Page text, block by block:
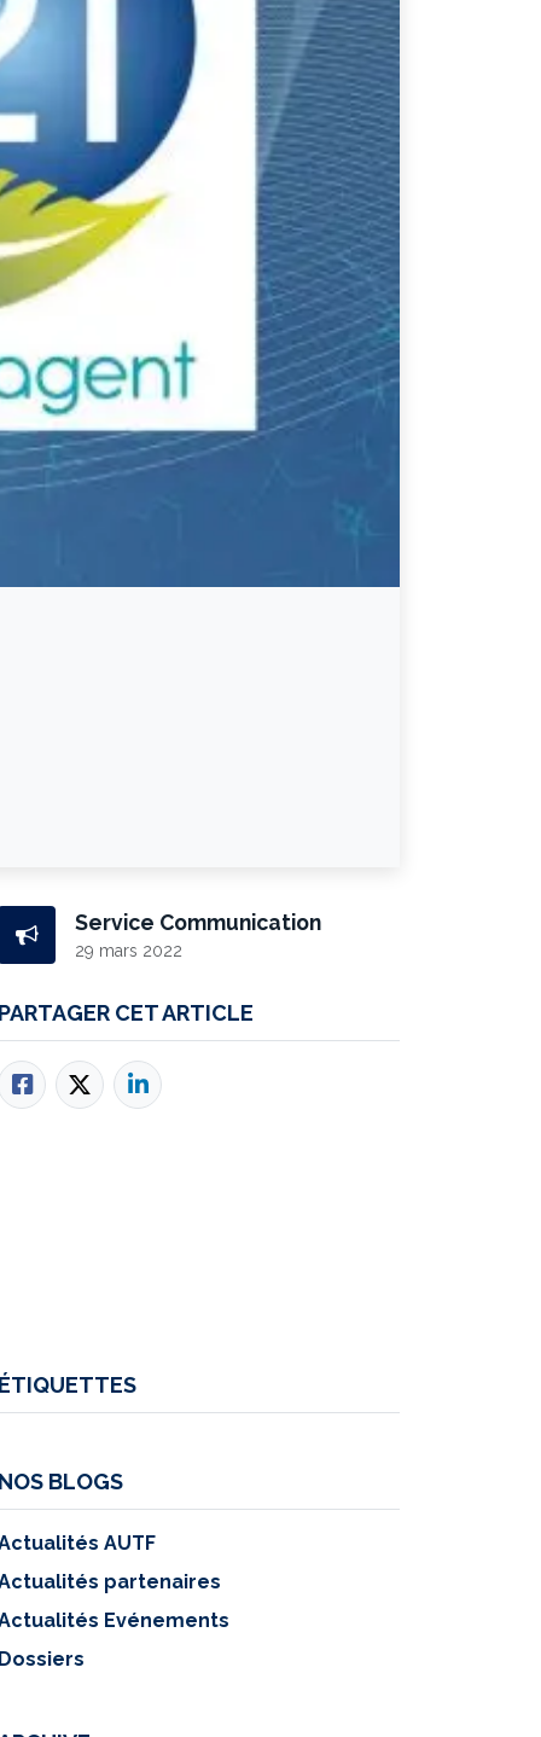
Service Communication
29 mars 2022
PARTAGER CET ARTICLE
ÉTIQUETTES
NOS BLOGS
AUTF
partenaires
Evénements
Dossiers